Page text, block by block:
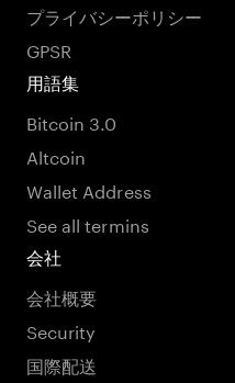
プライバシーポリシー
GPSR
用語集
Bitcoin 3.0
Altcoin
Wallet Address
See all termins
会社
会社概要
Security
国際配送